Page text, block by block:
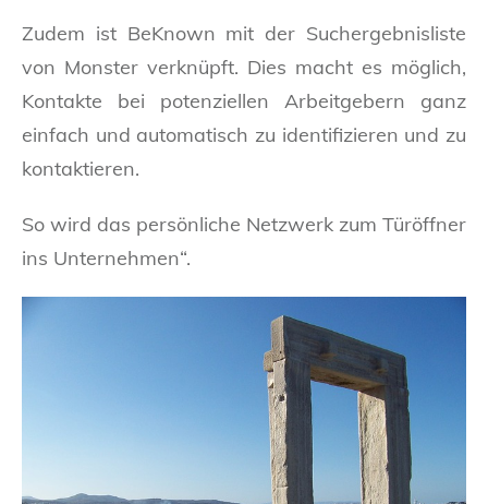
Zudem ist BeKnown mit der Suchergebnisliste
von Monster verknüpft. Dies macht es möglich,
Kontakte bei potenziellen Arbeitgebern ganz
einfach und automatisch zu identifizieren und zu
kontaktieren.
So wird das persönliche Netzwerk zum Türöffner
ins Unternehmen“.